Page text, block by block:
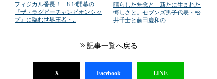
フィジカル番長！ 8.14開幕の
『ザ・ラグビーチャンピオンシッ
プ』に臨む世界王者・..
晴らした無念と、新たに生まれた
悔しさと。セブンズ男子代表・松
井千士と藤田慶和の..
記事一覧へ戻る
X Facebook LINE